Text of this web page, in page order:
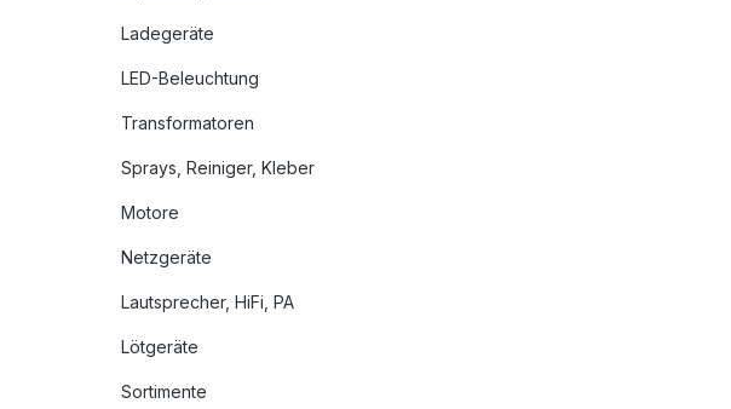
Ladegeräte
LED-Beleuchtung
Transformatoren
Sprays, Reiniger, Kleber
Motore
Netzgeräte
Lautsprecher, HiFi, PA
Lötgeräte
Sortimente